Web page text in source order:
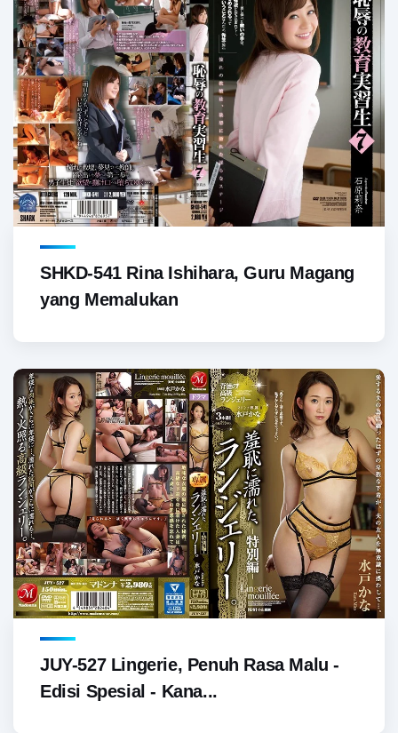
SHKD-541 Rina Ishihara, Guru Magang
yang Memalukan
JUY-527 Lingerie, Penuh Rasa Malu -
Edisi Spesial - Kana...